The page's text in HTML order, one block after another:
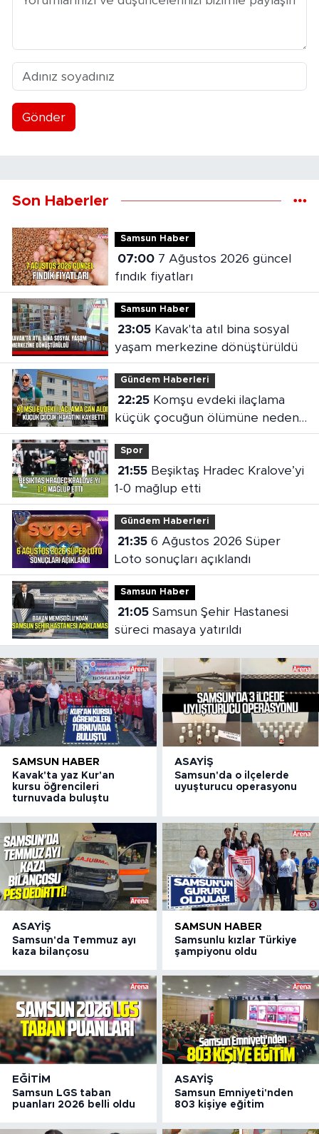
Gönder
Son Haberler
Samsun Haber
07:007 Ağustos 2026 güncel
fındık fiyatları
Samsun Haber
23:05Kavak'ta atıl bina sosyal
yaşam merkezine dönüştürüldü
Gündem Haberleri
22:25Komşu evdeki ilaçlama
küçük çocuğun ölümüne neden
oldu
Spor
21:55Beşiktaş Hradec Kralove’yi
1-0 mağlup etti
Gündem Haberleri
21:356 Ağustos 2026 Süper
Loto sonuçları açıklandı
Samsun Haber
21:05Samsun Şehir Hastanesi
süreci masaya yatırıldı
SAMSUN HABER
Kavak'ta yaz Kur'an
kursu öğrencileri
turnuvada buluştu
ASAYIŞ
Samsun'da o ilçelerde
uyuşturucu operasyonu
ASAYIŞ
Samsun'da Temmuz ayı
kaza bilançosu
SAMSUN HABER
Samsunlu kızlar Türkiye
şampiyonu oldu
EĞITIM
Samsun LGS taban
puanları 2026 belli oldu
ASAYIŞ
Samsun Emniyeti'nden
803 kişiye eğitim